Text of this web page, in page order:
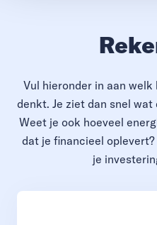
Vul hieronder in aan
denkt. Je ziet dan snel
Weet je ook hoeveel
dat je financieel
je